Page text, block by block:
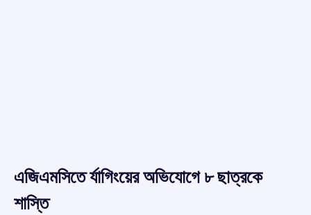
এজিএমসিতে র্যাগিংয়ের অভিযোগে ৮ ছাত্রকে
শাস্তি